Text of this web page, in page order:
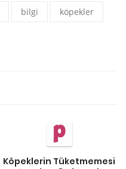
bilgi köpekler
Köpeklerin Tüketmemesi